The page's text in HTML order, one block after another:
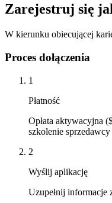
Zarejestruj się
W kierunku obiecującej
Proces dołączenia
1
Płatność
Opłata aktywacyjna
szkolenie sprzedawcy
2
Wyślij aplikację
Uzupełnij